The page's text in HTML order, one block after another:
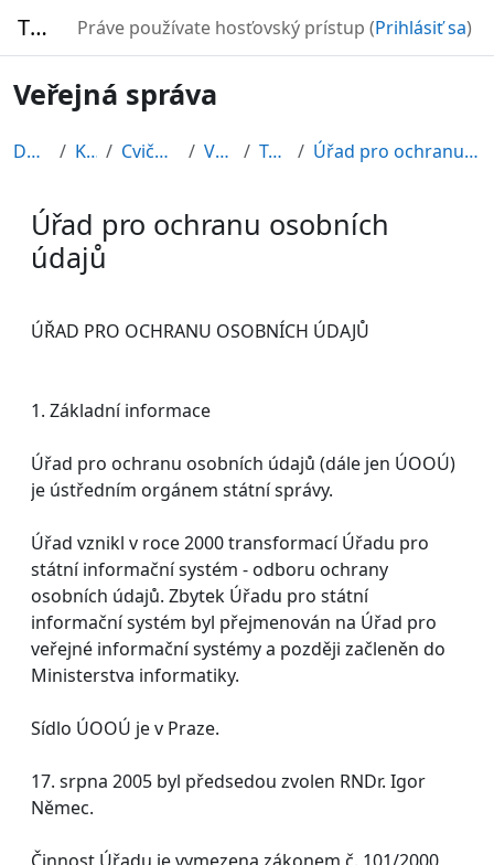
TURBO Práve používate hosťovský prístup (Prihlásiť sa)
Veřejná správa
Domov Kurzy Cvičné kurzy VS2010 Topic 6 Úřad pro ochranu osobních údajů
Úřad pro ochranu osobních
údajů
ÚŘAD PRO OCHRANU OSOBNÍCH ÚDAJŮ
1. Základní informace
Úřad pro ochranu osobních údajů (dále jen ÚOOÚ)
je ústředním orgánem státní správy.
Úřad vznikl v roce 2000 transformací Úřadu pro
státní informační systém - odboru ochrany
osobních údajů. Zbytek Úřadu pro státní
informační systém byl přejmenován na Úřad pro
veřejné informační systémy a později začleněn do
Ministerstva informatiky.
Sídlo ÚOOÚ je v Praze.
17. srpna 2005 byl předsedou zvolen RNDr. Igor
Němec.